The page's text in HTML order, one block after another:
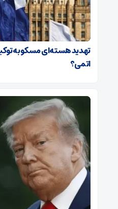
تهدید هسته‌ای مسکو به
اتمی؟